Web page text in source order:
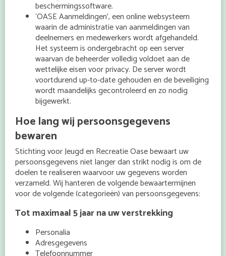
beschermingssoftware.
‘OASE Aanmeldingen’, een online websysteem
waarin de administratie van aanmeldingen van
deelnemers en medewerkers wordt afgehandeld.
Het systeem is ondergebracht op een server
waarvan de beheerder volledig voldoet aan de
wettelijke eisen voor privacy. De server wordt
voortdurend up-to-date gehouden en de beveiliging
wordt maandelijks gecontroleerd en zo nodig
bijgewerkt.
Hoe lang wij persoonsgegevens
bewaren
Stichting voor Jeugd en Recreatie Oase bewaart uw
persoonsgegevens niet langer dan strikt nodig is om de
doelen te realiseren waarvoor uw gegevens worden
verzameld. Wij hanteren de volgende bewaartermijnen
voor de volgende (categorieën) van persoonsgegevens:
Tot maximaal 5 jaar na uw verstrekking
Personalia
Adresgegevens